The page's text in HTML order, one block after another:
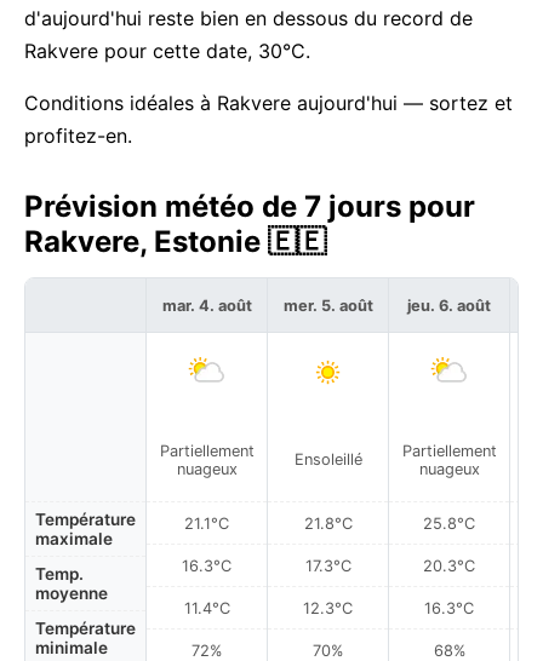
d'aujourd'hui reste bien en dessous du record de
Rakvere pour cette date, 30°C.
Conditions idéales à Rakvere aujourd'hui — sortez et
profitez-en.
Prévision météo de 7 jours pour
Rakvere, Estonie 🇪🇪
Température
maximale
Temp.
moyenne
Température
minimale
mar. 4. août
Partiellement
nuageux
21.1°C
16.3°C
11.4°C
72%
mer. 5. août
Ensoleillé
21.8°C
17.3°C
12.3°C
70%
jeu. 6. août
Partiellement
nuageux
25.8°C
20.3°C
16.3°C
68%